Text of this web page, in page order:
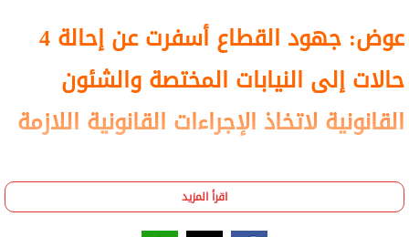
عوض: جهود القطاع أسفرت عن إحالة 4
حالات إلى النيابات المختصة والشئون
القانونية لاتخاذ الإجراءات القانونية اللازمة
اقرأ المزيد